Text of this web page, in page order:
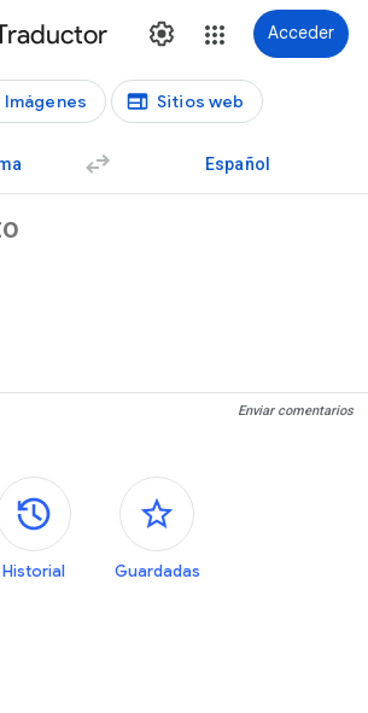
Acceder
Imágenes Sitios web
Español
Enviar comentarios
Paneles laterales
Historial Guardadas